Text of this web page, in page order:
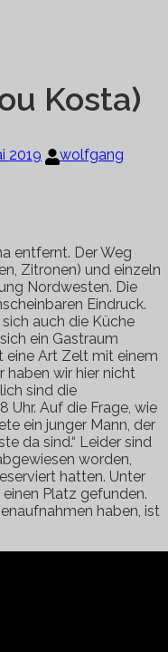
Kosta)
2019 wolfgang
entfernt. Der Weg
Zitronen) und einzeln
Nordwesten. Die
Eindruck.
auch die Küche
ein Gastraum
eine Art Zelt mit einem
haben wir hier nicht
sind die
Uhr. Auf die Frage, wie
ein junger Mann, der
da sind.“ Leider sind
worden,
hatten. Unter
Platz gefunden.
haben, ist